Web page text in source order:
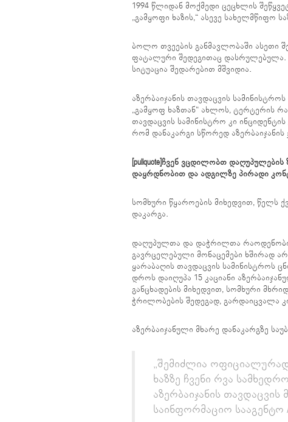
1994 წლიდან მოქმედი ცეცხლის
„გამყოფი ხაზის,“ ასევე სახელმწიფო
ბოლო თვეების განმავლობაში ასეთი
ფატალური შედეგითაც დასრულებულა.
სიტუაცია შედარებით მშვიდია.
აზერბაიჯანის თავდაცვის
„გამყოფ ხაზთან“ ახლოს, ტერტერის
თავდაცვის სამინისტრო კი
რომ დანაკარგი სწორედ აზერბაიჯანის
[pullquote]ჩვენ ვცდილობთ
დაყრდნობით და ადგილზე პირადი
სომხური წყაროების მიხედვით, წელს
დაკარგა.
დაღუპულთა და დაჭრილთა რაოდენობის
გავრცელებული მონაცემები ხშირად
ყარაბაღის თავდაცვის სამინისტროს
დროს დაიღუპა 15 კაციანი
განცხადების მიხედვით, სომხური
ჭრილობების შედეგად, გარდაიცვალა
აზერბაიჯანული მხარე დანაკარგზე
„შემიძლია
ხაზზე ჩვენი რვა
აზერბაიჯანის თავდაცვის
საინფორმაციო სააგენტო